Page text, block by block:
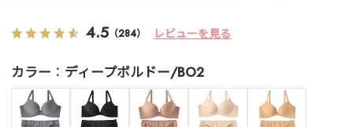
4.5 （284） レビューを見る
カラー ディープボルドー/BO2